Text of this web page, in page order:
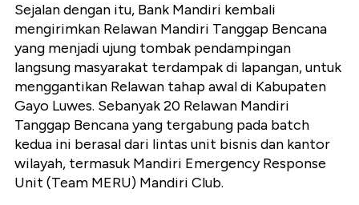
Sejalan dengan itu, Bank Mandiri kembali
mengirimkan Relawan Mandiri Tanggap Bencana
yang menjadi ujung tombak pendampingan
langsung masyarakat terdampak di lapangan, untuk
menggantikan Relawan tahap awal di Kabupaten
Gayo Luwes. Sebanyak 20 Relawan Mandiri
Tanggap Bencana yang tergabung pada batch
kedua ini berasal dari lintas unit bisnis dan kantor
wilayah, termasuk Mandiri Emergency Response
Unit (Team MERU) Mandiri Club.